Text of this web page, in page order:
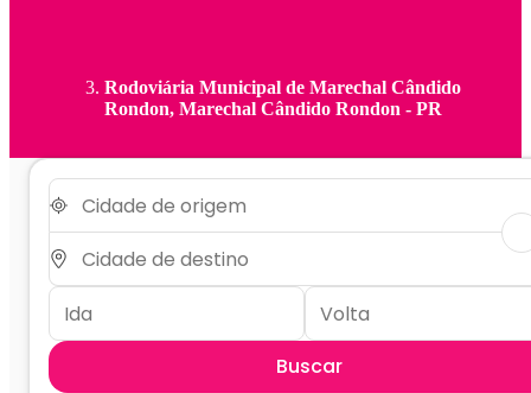
Rodoviária Municipal de Marechal Cândido
Rondon, Marechal Cândido Rondon - PR
Buscar